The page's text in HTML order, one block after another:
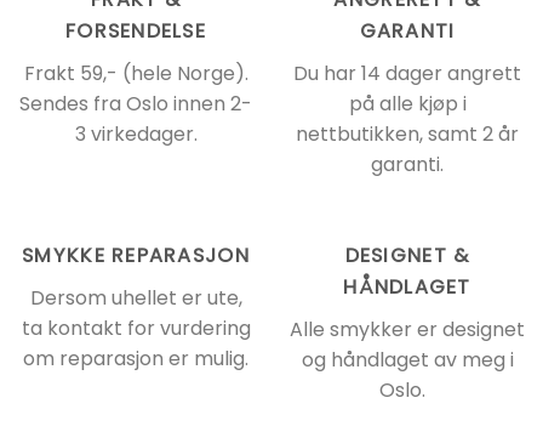
FORSENDELSE
Frakt 59,- (hele Norge).
Sendes fra Oslo innen 2-
3 virkedager.
GARANTI
Du har 14 dager angrett
på alle kjøp i
nettbutikken, samt 2 år
garanti.
SMYKKE REPARASJON
Dersom uhellet er ute,
ta kontakt for vurdering
om reparasjon er mulig.
DESIGNET &
HÅNDLAGET
Alle smykker er designet
og håndlaget av meg i
Oslo.